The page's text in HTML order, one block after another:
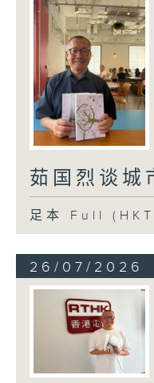
茹国烈谈城
足本 Full
26/07/2026